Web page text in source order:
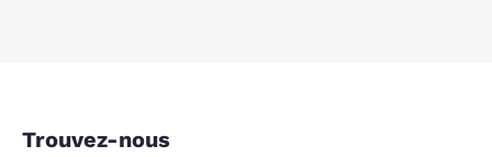
Trouvez-nous